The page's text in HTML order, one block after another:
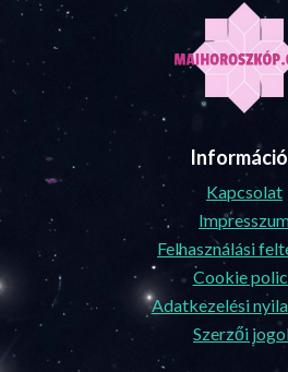
Kapcsolat
Felhasználási
Cookie
Adatkezelési
Szerzői